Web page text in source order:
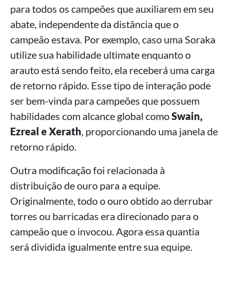
para todos os campeões que auxiliarem em seu
abate, independente da distância que o
campeão estava. Por exemplo, caso uma Soraka
utilize sua habilidade ultimate enquanto o
arauto está sendo feito, ela receberá uma carga
de retorno rápido. Esse tipo de interação pode
ser bem-vinda para campeões que possuem
habilidades com alcance global comoSwain,
Ezreal e Xerath, proporcionando uma janela de
retorno rápido.
Outra modificação foi relacionada à
distribuição de ouro para a equipe.
Originalmente, todo o ouro obtido ao derrubar
torres ou barricadas era direcionado para o
campeão que o invocou. Agora essa quantia
será dividida igualmente entre sua equipe.